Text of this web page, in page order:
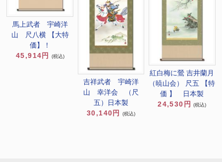
馬上武者 宇崎洋
山 尺八横 【大特
価】！
45,914円
(税込)
吉祥武者 宇崎洋
山 幸洋会 （尺
五）日本製
30,140円
(税込)
紅白梅に鶯 吉井蘭月
（暁山会） 尺五 【特
価 】 日本製
24,530円
(税込)